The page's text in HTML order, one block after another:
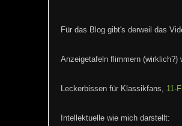
Für das Blog gibt's derweil das
Anzeigetafeln flimmern (wirklich?)
Leckerbissen für Klassikfans, 11-
Intellektuelle wie mich darstellt: